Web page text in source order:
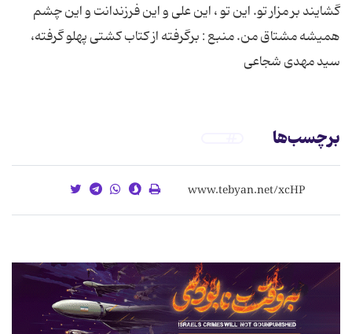
گشایند بر مزار تو. این تو ، این علی و این فرزندانت و این چشم
همیشه مشتاق من. منبع : برگرفته از کتاب کشتی پهلو گرفته،
سید مهدی شجاعی
برچسب‌ها